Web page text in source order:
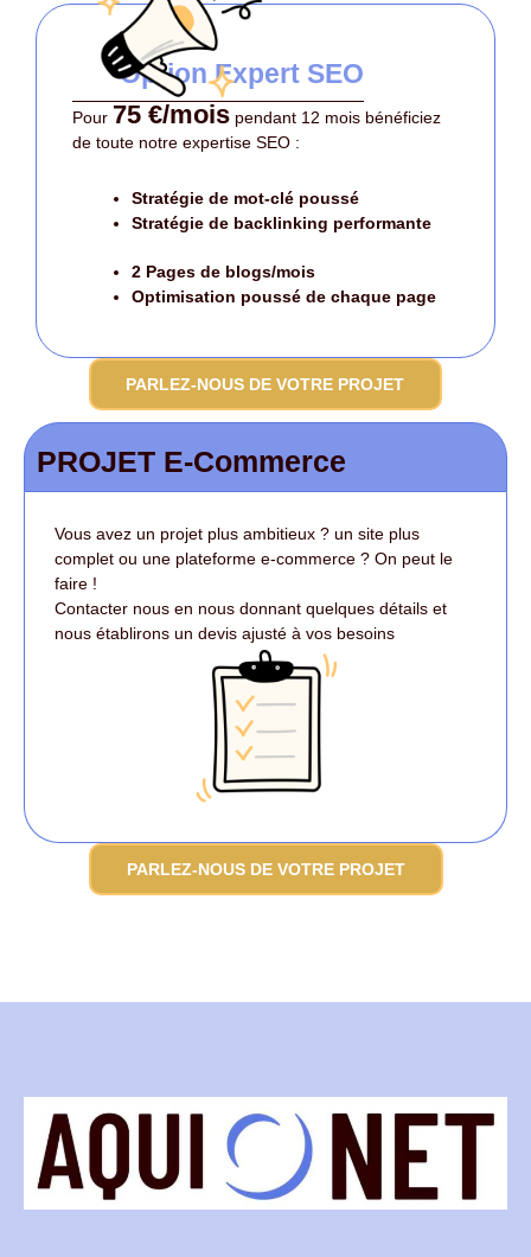
Option Expert SEO
Pour 75 €/mois pendant 12 mois bénéficiez
de toute notre expertise SEO :
Stratégie de mot-clé poussé
Stratégie de backlinking performante
2 Pages de blogs/mois
Optimisation poussé de chaque page
PARLEZ-NOUS DE VOTRE PROJET
PROJET E-Commerce
Vous avez un projet plus ambitieux ? un site plus
complet ou une plateforme e-commerce ? On peut le
faire !
Contacter nous en nous donnant quelques détails et
nous établirons un devis ajusté à vos besoins
PARLEZ-NOUS DE VOTRE PROJET